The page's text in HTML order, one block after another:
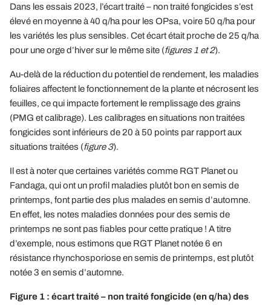
Dans les essais 2023, l’écart traité – non traité fongicides s’est
élevé en moyenne à 40 q/ha pour les OPsa, voire 50 q/ha pour
les variétés les plus sensibles. Cet écart était proche de 25 q/ha
pour une orge d’hiver sur le même site (figures 1 et 2).
Au-delà de la réduction du potentiel de rendement, les maladies
foliaires affectent le fonctionnement de la plante et nécrosent les
feuilles, ce qui impacte fortement le remplissage des grains
(PMG et calibrage). Les calibrages en situations non traitées
fongicides sont inférieurs de 20 à 50 points par rapport aux
situations traitées (figure 3).
Il est à noter que certaines variétés comme RGT Planet ou
Fandaga, qui ont un profil maladies plutôt bon en semis de
printemps, font partie des plus malades en semis d’automne.
En effet, les notes maladies données pour des semis de
printemps ne sont pas fiables pour cette pratique ! A titre
d’exemple, nous estimons que RGT Planet notée 6 en
résistance rhynchosporiose en semis de printemps, est plutôt
notée 3 en semis d’automne.
Figure 1 : écart traité – non traité fongicide (en q/ha) des